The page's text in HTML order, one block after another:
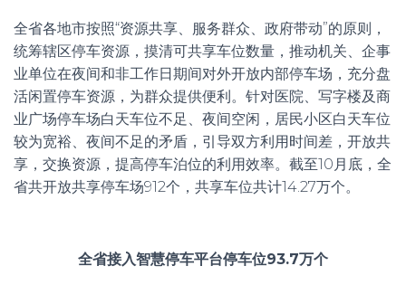
全省各地市按照“资源共享、服务群众、政府带动”的原则，
统筹辖区停车资源，摸清可共享车位数量，推动机关、企事
业单位在夜间和非工作日期间对外开放内部停车场，充分盘
活闲置停车资源，为群众提供便利。针对医院、写字楼及商
业广场停车场白天车位不足、夜间空闲，居民小区白天车位
较为宽裕、夜间不足的矛盾，引导双方利用时间差，开放共
享，交换资源，提高停车泊位的利用效率。截至10月底，全
省共开放共享停车场912个，共享车位共计14.27万个。
全省接入智慧停车平台停车位93.7万个